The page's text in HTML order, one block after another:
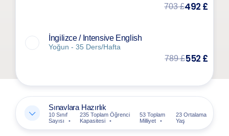
703 £492 £
İngilizce / Intensive English
Yoğun - 35 Ders/Hafta
789 £552 £
Sınavlara Hazırlık
10 Sınıf
Sayısı
235 Toplam Öğrenci
Kapasitesi
53 Toplam
Milliyet
23 Ortalama
Yaş